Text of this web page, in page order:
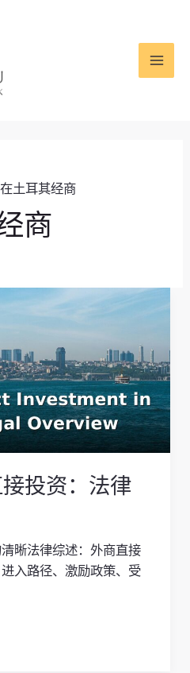
在土耳其经商
商
投资：法律
晰法律综述：外商直接
入路径、激励政策、受